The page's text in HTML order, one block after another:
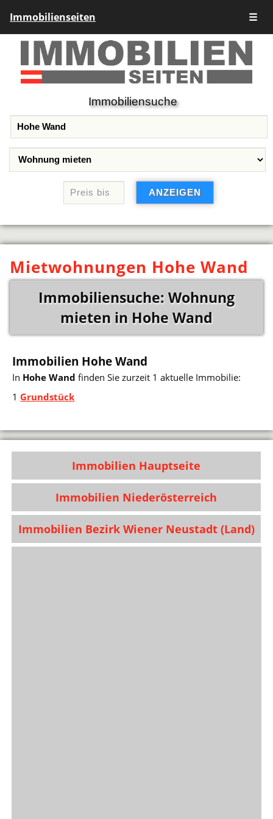
Immobilienseiten ☰
Immobiliensuche
Mietwohnungen Hohe Wand
Immobiliensuche: Wohnung
mieten in Hohe Wand
Immobilien Hohe Wand
In Hohe Wand finden Sie zurzeit 1 aktuelle Immobilie:
1Grundstück
Immobilien Hauptseite
Immobilien Niederösterreich
Immobilien Bezirk Wiener Neustadt (Land)